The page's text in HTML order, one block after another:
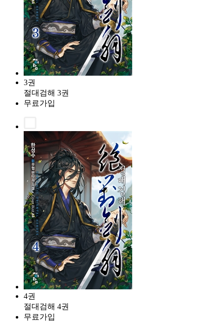
3권
절대검해 3권
무료가입
4권
절대검해 4권
무료가입